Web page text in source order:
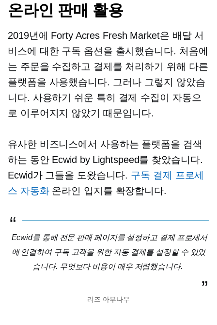
온라인 판매 활용
2019년에 Forty Acres Fresh Market은 배달 서
비스에 대한 구독 옵션을 출시했습니다. 처음에
는 주문을 수집하고 결제를 처리하기 위해 다른
플랫폼을 사용했습니다. 그러나 그렇지 않았습
니다. 사용하기 쉬운 특히 결제 수집이 자동으
로 이루어지지 않았기 때문입니다.
유사한 비즈니스에서 사용하는 플랫폼을 검색
하는 동안 Ecwid by Lightspeed를 찾았습니다.
Ecwid가 그들을 도왔습니다. 구독 결제 프로세
스 자동화온라인 입지를 확장합니다.
Ecwid를 통해 전문 판매 페이지를 설정하고 결제 프로세서
에 연결하여 구독 고객을 위한 자동 결제를 설정할 수 있었
습니다. 무엇보다 비용이 매우 저렴했습니다.
리즈 아부나우